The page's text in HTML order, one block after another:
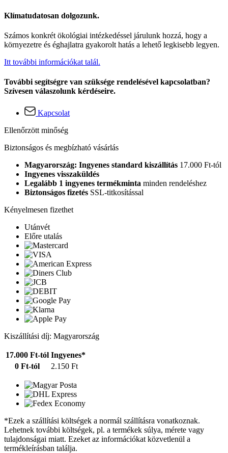
Klímatudatosan dolgozunk.
Számos konkrét ökológiai intézkedéssel járulunk hozzá, hogy a
környezetre és éghajlatra gyakorolt hatás a lehető legkisebb legyen.
Itt további információkat talál.
További segítségre van szüksége rendelésével kapcsolatban?
Szívesen válaszolunk kérdéseire.
Kapcsolat
Ellenőrzött minőség
Biztonságos és megbízható vásárlás
Magyarország: Ingyenes standard kiszállítás 17.000 Ft-tól
Ingyenes visszaküldés
Legalább 1 ingyenes termékminta minden rendeléshez
Biztonságos fizetés SSL-titkosítással
Kényelmesen fizethet
Utánvét
Előre utalás
Kiszállítási díj: Magyarország
17.000 Ft-tól Ingyenes*
0 Ft-tól
2.150 Ft
*Ezek a szállítási költségek a normál szállításra vonatkoznak.
Lehetnek további költségek, pl. a termékek súlya, mérete vagy
tulajdonságai miatt. Ezeket az információkat közvetlenül a
termékleírásban találja.